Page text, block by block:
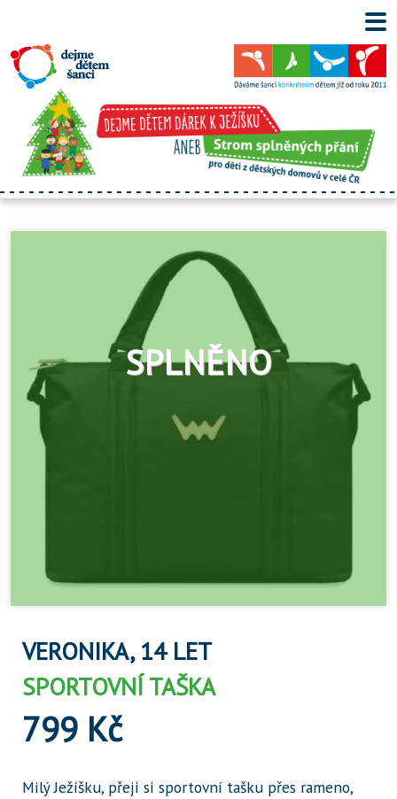
VERONIKA, 14 LET
SPORTOVNÍ TAŠKA
799 Kč
Milý Ježíšku, přeji si sportovní tašku přes rameno,